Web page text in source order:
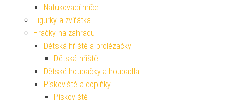
Nafukovací míče
Figurky a zvířátka
Hračky na zahradu
Dětská hřiště a prolézačky
Dětská hřiště
Dětské houpačky a houpadla
Pískoviště a doplňky
Pískoviště